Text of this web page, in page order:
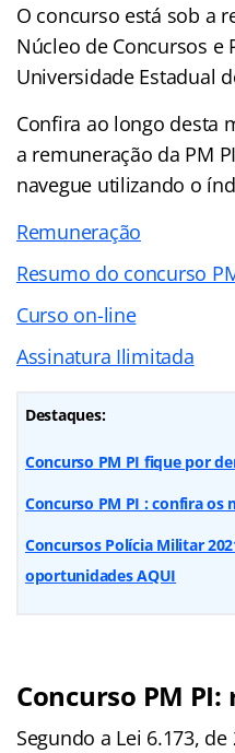
O concurso está sob a
Núcleo de Concursos e
Universidade Estadual
Confira ao longo desta
a remuneração da PM
navegue utilizando o
Remuneração
Resumo do concurso
Curso on-line
Assinatura Ilimitada
Destaques:
Concurso PM PI fique por
Concurso PM PI : confira
Concursos Polícia Militar
oportunidades AQUI
Concurso PM
Segundo a Lei 6.173,